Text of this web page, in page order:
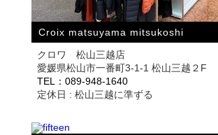
Croix matsuyama mitsukoshi
クロワ 松山三越店
愛媛県松山市一番町3-1-1 松山三越２F
TEL：089-948-1640
定休日 : 松山三越に準ずる